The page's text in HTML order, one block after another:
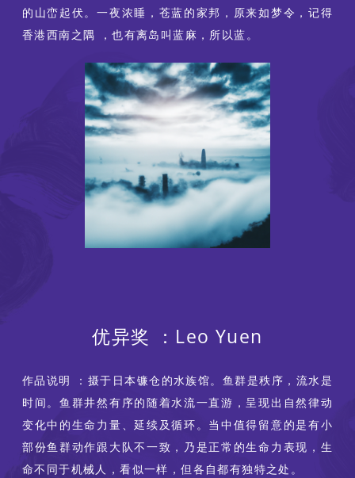
的山峦起伏。一夜浓睡，苍蓝的家邦，原来如梦令，记得
香港西南之隅 ，也有离岛叫蓝麻，所以蓝。
优异奖 ：Leo Yuen
作品说明 ：摄于日本镰仓的水族馆。鱼群是秩序，流水是
时间。鱼群井然有序的随着水流一直游，呈现出自然律动
变化中的生命力量、延续及循环。当中值得留意的是有小
部份鱼群动作跟大队不一致，乃是正常的生命力表现，生
命不同于机械人，看似一样，但各自都有独特之处。